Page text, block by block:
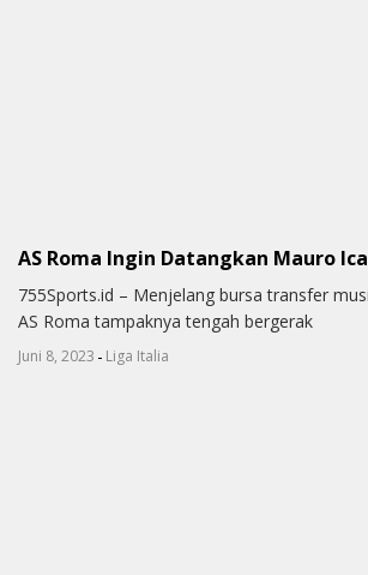
AS Roma Ingin Datangkan Mauro
755Sports.id – Menjelang bursa transfer
AS Roma tampaknya tengah bergerak
Juni 8, 2023 - Liga Italia